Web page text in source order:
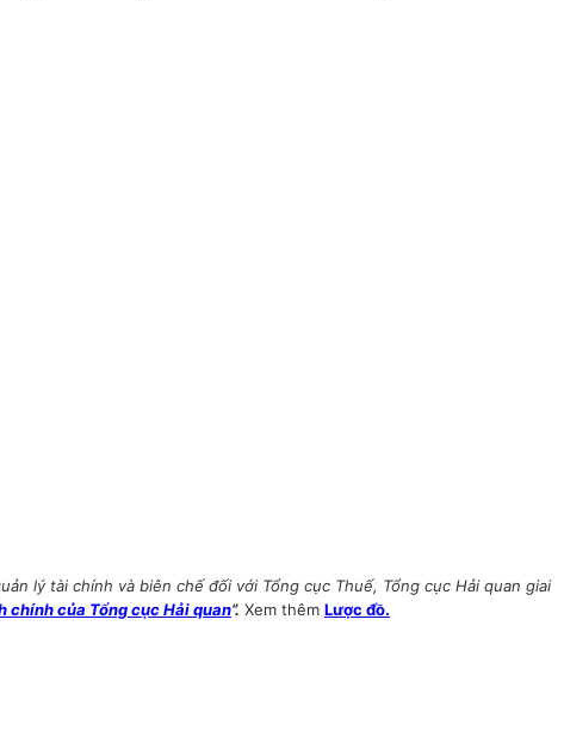
lý tài chính và biên chế đối với Tổng cục Thuế, Tổng cục Hải quan giai
chính của Tổng cục Hải quan”. Xem thêm Lược đồ.